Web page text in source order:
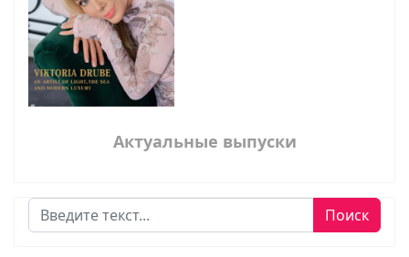
Актуальные выпуски
Поиск Поиск